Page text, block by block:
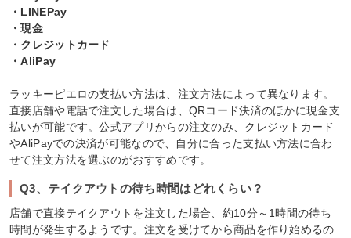
・LINEPay
・現金
・クレジットカード
・AliPay
ラッキーピエロの支払い方法は、注文方法によって異なります。
直接店舗や電話で注文した場合は、QRコード決済のほかに現金支
払いが可能です。公式アプリからの注文のみ、クレジットカード
やAliPayでの決済が可能なので、自分に合った支払い方法に合わ
せて注文方法を選ぶのがおすすめです。
Q3、テイクアウトの待ち時間はどれくらい？
店舗で直接テイクアウトを注文した場合、約10分～1時間の待ち
時間が発生するようです。注文を受けてから商品を作り始めるの